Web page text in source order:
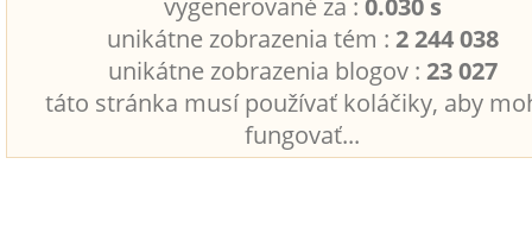
vygenerované za : 0.030 s
unikátne zobrazenia tém : 2 244 038
unikátne zobrazenia blogov : 23 027
táto stránka musí používať koláčiky, aby
fungovať...